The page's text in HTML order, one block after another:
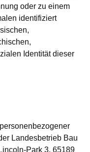
oder zu einem
identifiziert
Identität dieser
Landesbetrieb Bau
Park 3, 65189